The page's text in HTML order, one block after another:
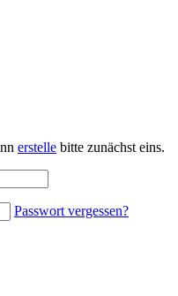
erstelle bitte zunächst eins.
Passwort vergessen?